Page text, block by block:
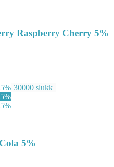
Raspberry Cherry 5%
30000 slukk
5%